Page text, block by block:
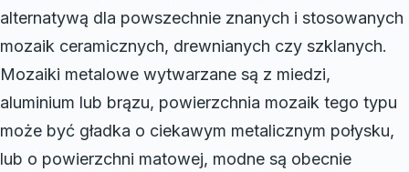
alternatywą dla powszechnie znanych i stosowanych
mozaik ceramicznych, drewnianych czy szklanych.
Mozaiki metalowe wytwarzane są z miedzi,
aluminium lub brązu, powierzchnia mozaik tego typu
może być gładka o ciekawym metalicznym połysku,
lub o powierzchni matowej, modne są obecnie